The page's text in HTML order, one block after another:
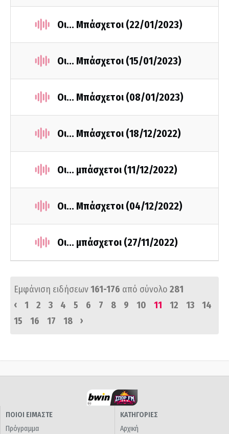
Οι... Μπάσχετοι (22/01/2023)
Οι... Μπάσχετοι (15/01/2023)
Οι... Μπάσχετοι (08/01/2023)
Οι... Μπάσχετοι (18/12/2022)
Οι... μπάσχετοι (11/12/2022)
Οι... Μπάσχετοι (04/12/2022)
Οι... μπάσχετοι (27/11/2022)
Εμφάνιση ειδήσεων161-176 από σύνολο 281
‹
1 2 3 4 5 6 7 8 9 10 11 12 13
14
15
16 17 18 ›
ΠΟΙΟΙ ΕΙΜΑΣΤΕ
Πρόγραμμα
ΚΑΤΗΓΟΡΙΕΣ
Αρχική